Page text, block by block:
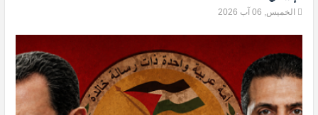
الخميس, 06 آب 2026